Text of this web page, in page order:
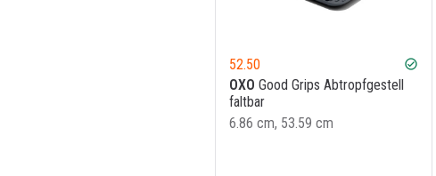
52.50 check_circle
OXO Good Grips Abtropfgestell
faltbar
6.86 cm, 53.59 cm